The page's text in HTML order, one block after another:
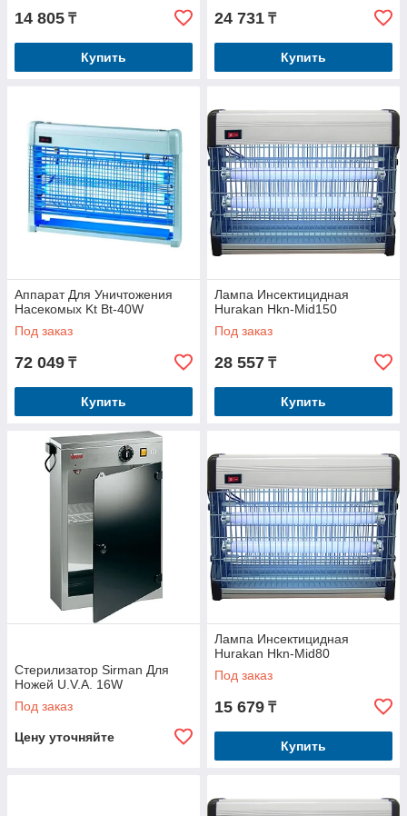
14 805 ₸
Купить
24 731 ₸
Купить
Аппарат Для Уничтожения
Насекомых Kt Bt-40W
Под заказ
72 049 ₸
Купить
Лампа Инсектицидная
Hurakan Hkn-Mid150
Под заказ
28 557 ₸
Купить
Стерилизатор Sirman Для
Ножей U.V.A. 16W
Под заказ
Цену уточняйте
Лампа Инсектицидная
Hurakan Hkn-Mid80
Под заказ
15 679 ₸
Купить